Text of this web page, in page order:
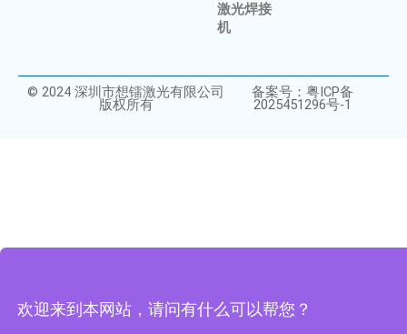
激光焊接
机
© 2024 深圳市想镭激光有限公司
版权所有
备案号：粤ICP备
2025451296号-1
欢迎来到本网站，请问有什么可以帮您？